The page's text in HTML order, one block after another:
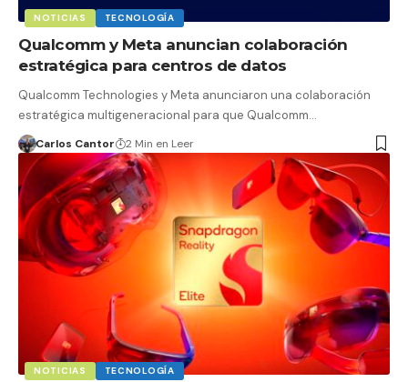
NOTICIAS TECNOLOGÍA
Qualcomm y Meta anuncian colaboración
estratégica para centros de datos
Qualcomm Technologies y Meta anunciaron una colaboración
estratégica multigeneracional para que Qualcomm…
Carlos Cantor 2 Min en Leer
NOTICIAS TECNOLOGÍA